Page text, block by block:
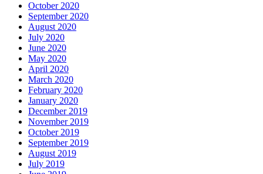
October 2020
September 2020
August 2020
July 2020
June 2020
May 2020
April 2020
March 2020
February 2020
January 2020
December 2019
November 2019
October 2019
September 2019
August 2019
July 2019